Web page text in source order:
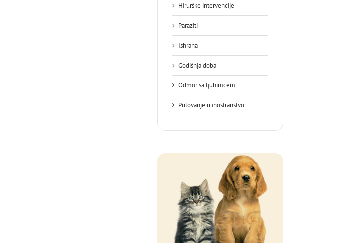
Hirurške intervencije
Paraziti
Ishrana
Godišnja doba
Odmor sa ljubimcem
Putovanje u inostranstvo